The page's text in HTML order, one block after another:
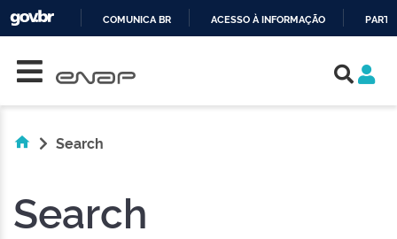
COMUNICA BR ACESSO À INFORMAÇÃO
Search
Search